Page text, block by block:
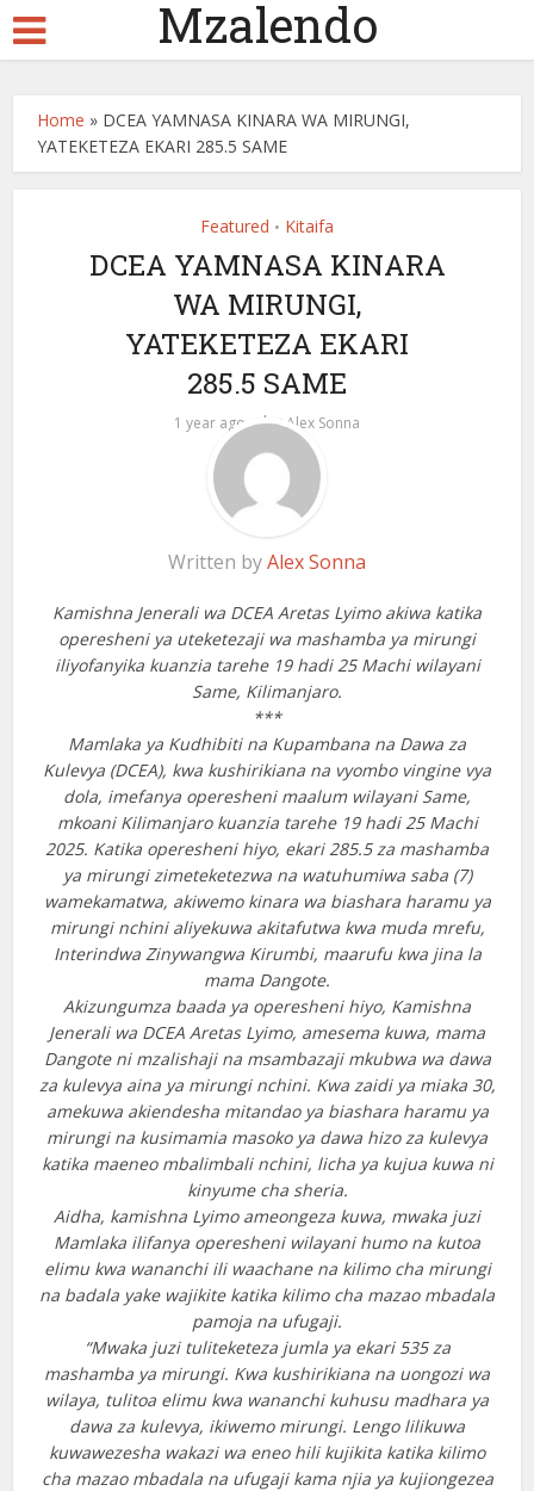
Mzalendo
Home » DCEA YAMNASA KINARA WA MIRUNGI,
YATEKETEZA EKARI 285.5 SAME
Featured • Kitaifa
DCEA YAMNASA KINARA
WA MIRUNGI,
YATEKETEZA EKARI
285.5 SAME
1 year ago byAlex Sonna
Written byAlex Sonna
Kamishna Jenerali wa DCEA Aretas Lyimo akiwa katika
operesheni ya uteketezaji wa mashamba ya mirungi
iliyofanyika kuanzia tarehe 19 hadi 25 Machi wilayani
Same, Kilimanjaro.
***
Mamlaka ya Kudhibiti na Kupambana na Dawa za
Kulevya (DCEA), kwa kushirikiana na vyombo vingine vya
dola, imefanya operesheni maalum wilayani Same,
mkoani Kilimanjaro kuanzia tarehe 19 hadi 25 Machi
2025. Katika operesheni hiyo, ekari 285.5 za mashamba
ya mirungi zimeteketezwa na watuhumiwa saba (7)
wamekamatwa, akiwemo kinara wa biashara haramu ya
mirungi nchini aliyekuwa akitafutwa kwa muda mrefu,
Interindwa Zinywangwa Kirumbi, maarufu kwa jina la
mama Dangote.
Akizungumza baada ya operesheni hiyo, Kamishna
Jenerali wa DCEA Aretas Lyimo, amesema kuwa, mama
Dangote ni mzalishaji na msambazaji mkubwa wa dawa
za kulevya aina ya mirungi nchini. Kwa zaidi ya miaka 30,
amekuwa akiendesha mitandao ya biashara haramu ya
mirungi na kusimamia masoko ya dawa hizo za kulevya
katika maeneo mbalimbali nchini, licha ya kujua kuwa ni
kinyume cha sheria.
Aidha, kamishna Lyimo ameongeza kuwa, mwaka juzi
Mamlaka ilifanya operesheni wilayani humo na kutoa
elimu kwa wananchi ili waachane na kilimo cha mirungi
na badala yake wajikite katika kilimo cha mazao mbadala
pamoja na ufugaji.
“Mwaka juzi tuliteketeza jumla ya ekari 535 za
mashamba ya mirungi. Kwa kushirikiana na uongozi wa
wilaya, tulitoa elimu kwa wananchi kuhusu madhara ya
dawa za kulevya, ikiwemo mirungi. Lengo lilikuwa
kuwawezesha wakazi wa eneo hili kujikita katika kilimo
cha mazao mbadala na ufugaji kama njia ya kujiongezea